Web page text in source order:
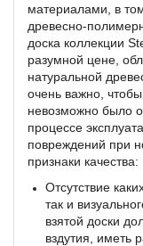
материалами, в
древесно-
доска коллекции
разумной цене,
натуральной
очень важно, чтобы
невозможно было
процессе
повреждений при
признаки качества:
Отсутствие
так и
взятой доски
вздутия, иметь